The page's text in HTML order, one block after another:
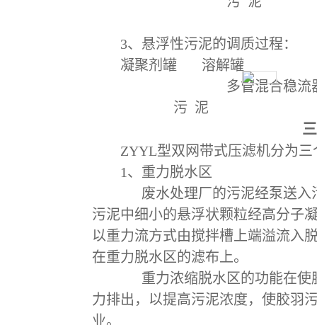
3、悬浮性污泥的调质过程：
凝聚剂罐
溶解罐
多管混合稳流
污 泥
ZYYL型双网带式压滤机分为
1 、重力脱水区
废水处理厂的污泥经泵送
污泥中细小的悬浮状颗粒经高分子
以重力流方式由搅拌槽上端溢流入
在重力脱水区的滤布上。
重力浓缩脱水区的功能在
力排出，以提高污泥浓度，使胶羽
业。